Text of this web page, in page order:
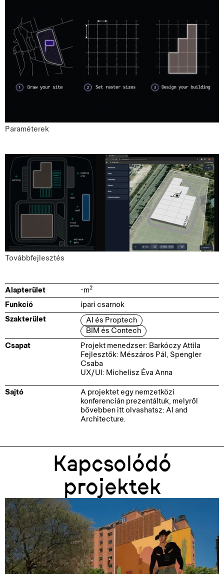
Paraméterek
Továbbfejlesztés
Alapterület -m2
Funkció ipari csarnok
Szakterület
AI és Proptech
BIM és Contech
Csapat
Projekt menedzser: Barkóczy Attila
Fejlesztők: Mészáros Pál, Spengler
Csaba
UX/UI: Michelisz Éva Anna
Sajtó
A projektet egy nemzetközi
konferencián prezentáltuk, melyről
bővebben itt olvashatsz: AI and
Architecture.
Kapcsolódó
projektek